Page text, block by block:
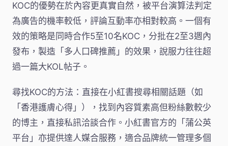
KOC的優勢在於內容更真實自然，被平台演算法判定
為廣告的機率較低，評論互動率亦相對較高。一個有
效的策略是同時合作5至10名KOC，分批在2至3週內
發布，製造「多人口碑推薦」的效果，說服力往往超
過一篇大KOL帖子。
尋找KOC的方法：直接在小紅書搜尋相關話題（如
「香港護膚心得」），找到內容質素高但粉絲數較少
的博主，直接私訊洽談合作。小紅書官方的「蒲公英
平台」亦提供達人媒合服務，適合品牌統一管理多個